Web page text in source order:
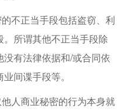
不正当手段包括盗窃、利
所谓其他不正当手段除
有法律依据和/或合同依
间谍手段等。
人商业秘密的行为本身就